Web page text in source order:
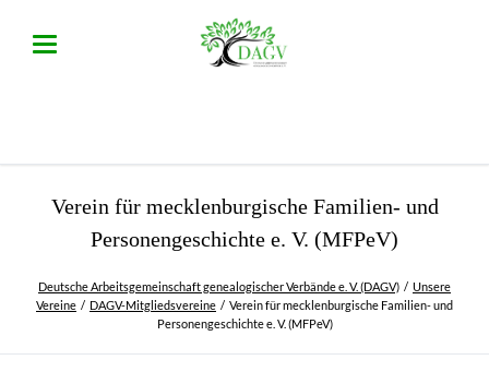
Verein für mecklenburgische Familien- und
Personengeschichte e. V. (MFPeV)
Deutsche Arbeitsgemeinschaft genealogischer Verbände e. V. (DAGV)
Unsere
Vereine
DAGV-Mitgliedsvereine
Verein für mecklenburgische Familien- und
Personengeschichte e. V. (MFPeV)